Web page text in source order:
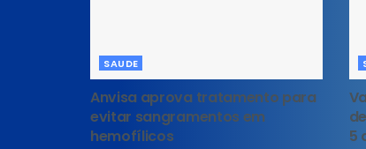
SAUDE
Anvisa aprova tratamento para
evitar sangramentos em
hemofílicos
5